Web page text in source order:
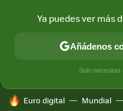
MÓVIL Y
HOY SE HABLA DE
Euro digital Mundial
Ya puedes ver más
Añádenos
Solo necesitas